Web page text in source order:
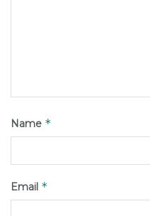
Name *
Email *